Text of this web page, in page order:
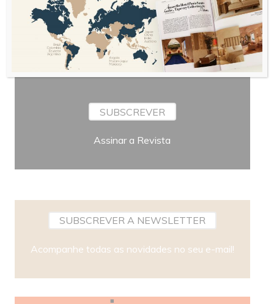
Periodicidade
SUBSCREVER
Assinar a Revista
SUBSCREVER A NEWSLETTER
Acompanhe todas as novidades no seu e-mail!